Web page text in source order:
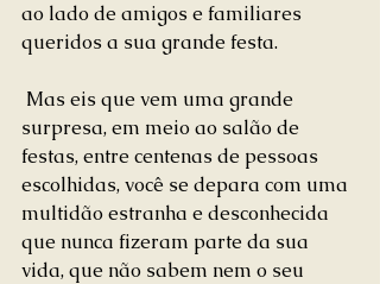
ao lado de amigos e familiares
queridos a sua grande festa.
surpresa, em meio ao salão de
festas, entre centenas de pessoas
escolhidas, você se depara com uma
multidão estranha e desconhecida
que nunca fizeram parte da sua
vida, que não sabem nem o seu